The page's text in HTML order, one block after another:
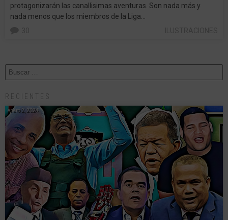
protagonizarán las canallisimas aventuras. Son nada más y
nada menos que los miembros de la Liga…
RECIENTES
enero 2, 2024